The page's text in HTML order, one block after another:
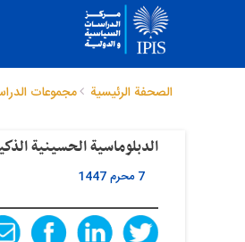
الصحفة الرئيسية مجموعات
الدبلوماسية الحسينية
7 محرم 1447